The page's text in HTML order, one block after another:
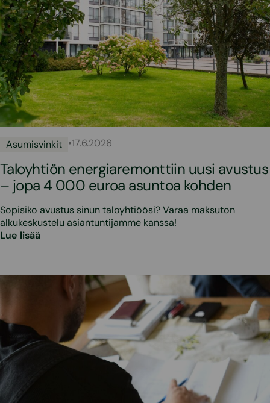
Asumisvinkit •17.6.2026
Taloyhtiön energiaremonttiin uusi avustus
– jopa 4 000 euroa asuntoa kohden
Sopisiko avustus sinun taloyhtiöösi? Varaa maksuton
alkukeskustelu asiantuntijamme kanssa!
Lue lisää